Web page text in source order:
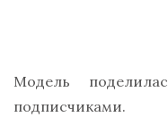
Модель
подписчиками.